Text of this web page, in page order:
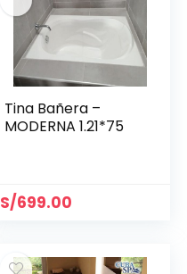
Tina Bañera –
MODERNA 1.21*75
S/699.00